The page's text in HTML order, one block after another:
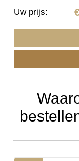
Uw prijs: